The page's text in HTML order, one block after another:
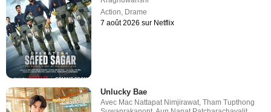
Action Drame
7 août 2026 sur Netflix
Unlucky Bae
Avec Mac Nattapat Nimjirawat,Tham Tupthong